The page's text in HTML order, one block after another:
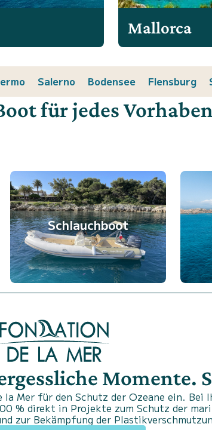
Mallorca
Salerno Bodensee Flensburg
für jedes Vorhaben
Schlauchboot
Momente.
Mer für den Schutz der Ozeane ein. Bei
% direkt in Projekte zum Schutz der
zur Bekämpfung der